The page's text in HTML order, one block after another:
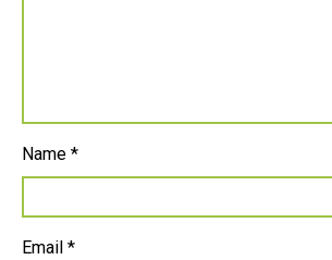
Name *
Email *